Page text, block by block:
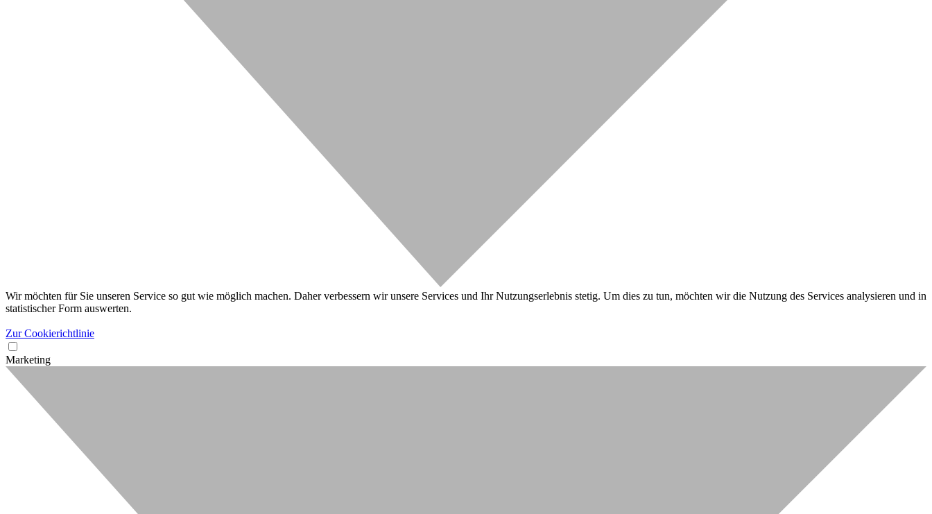
Wir möchten für Sie unseren Service so gut wie möglich machen. Daher verbessern wir unsere Services und Ihr Nutzungserlebnis stetig. Um dies zu tun, möchten wir die Nutzung des Services analysieren und in
statistischer Form auswerten.
Zur Cookierichtlinie
Marketing